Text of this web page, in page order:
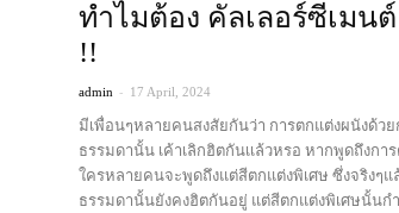
ทำไมต้อง คัลเลอร์ซีเมนต์
!!
admin - 17 April, 2024
มีเพื่อนๆหลายคนสงสัยกันว่า การตกแต่งผนังด้ว
ธรรมดานั้น เค้าเลิกฮิตกันเเล้วหรอ หากพูดถึงกา
ใครหลายคนจะพูดถึงแต่สีตกแต่งพิเศษ ซึ่งจริงๆแ
ธรรมดานั้นยังคงฮิตกันอยู่ แต่สีตกแต่งพิเศษนั้นก